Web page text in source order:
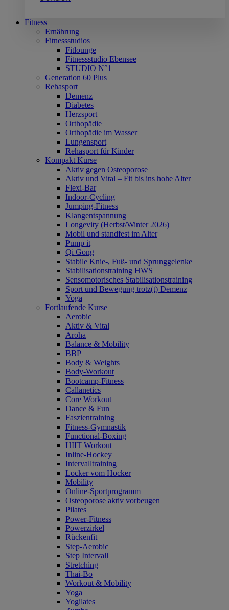
Fitness
Ernährung
Fitnessstudios
Fitlounge
Fitnessstudio Ebensee
STUDIO N°1
Generation 60 Plus
Rehasport
Demenz
Diabetes
Herzsport
Orthopädie
Orthopädie im Wasser
Lungensport
Rehasport für Kinder
Kompakt Kurse
Aktiv gegen Osteoporose
Aktiv und Vital – Fit bis ins hohe Alter
Flexi-Bar
Indoor-Cycling
Jumping-Fitness
Klangentspannung
Longevity (Herbst/Winter 2026)
Mobil und standfest im Alter
Pump it
Qi Gong
Stabile Knie-, Fuß- und Sprunggelenke
Stabilisationstraining HWS
Sensomotorisches Stabilisationstraining
Sport und Bewegung trotz(t) Demenz
Yoga
Fortlaufende Kurse
Aerobic
Aktiv & Vital
Aroha
Balance & Mobility
BBP
Body & Weights
Body-Workout
Bootcamp-Fitness
Callanetics
Core Workout
Dance & Fun
Faszientraining
Fitness-Gymnastik
Functional-Boxing
HIIT Workout
Inline-Hockey
Intervalltraining
Locker vom Hocker
Mobility
Online-Sportprogramm
Osteoporose aktiv vorbeugen
Pilates
Power-Fitness
Powerzirkel
Rückenfit
Step-Aerobic
Step Intervall
Stretching
Thai-Bo
Workout & Mobility
Yoga
Yogilates